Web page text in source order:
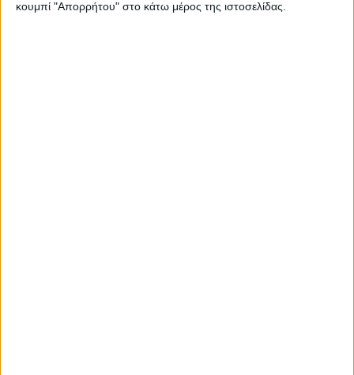
κουμπί "Απορρήτου" στο κάτω μέρος της ιστοσελίδας.
παίζουν με τα ψάρια; Φέτος το καλοκαίρι